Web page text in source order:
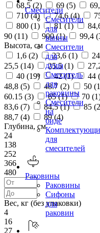
Смесители
Смесители
для
ванны
Смесители
для
душа
Смеситель
для
раковины
Смесители
на
биде
для
смесителей
Раковины
Раковины
Сифоны
для
раковин
68,5 (2) 69 (5)
710 (4) 74,6 (4)
800 (1) 81 (1)
90 (11) 900 (1) 99,4 (
Высота, см
1,6 (2) 23,6 (1)
25,5 (14) 25.5 (1)
40 (19) 42 (1) 44 (
48,8 (5) 48.7 (2) 50 (
60.15 (3) 65 (1) 70 (1
83,6 (7) 84,5 (1) 85 (
88,7 (4) 89 (4)
Глубина, см
24
138
252
366
480
Вес, кг (без упаковки)
4
16
27